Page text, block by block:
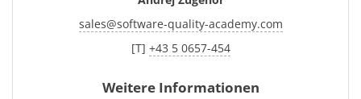
sales@software-quality-academy.com
[T] +43 5 0657-454
Weitere Informationen